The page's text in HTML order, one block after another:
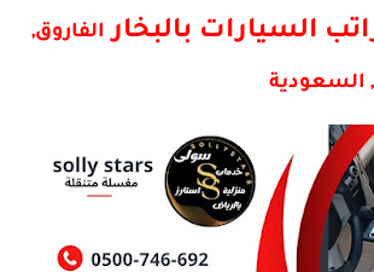
السيارات بالبخار الفاروق,
السعودية